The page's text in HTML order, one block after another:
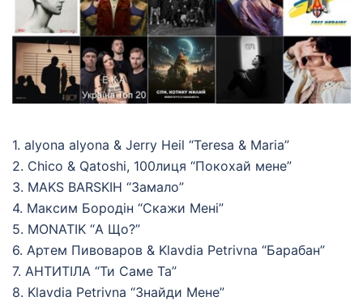
1. alyona alyona & Jerry Heil “Teresa & Maria”
2. Chico & Qatoshi, 100лиця “Покохай мене”
3. MAKS BARSKIH “Замало”
4. Максим Бородін “Скажи Мені”
5. MONATIK “А Що?”
6. Артем Пивоваров & Klavdia Petrivna “Барабан”
7. АНТИТІЛА “Ти Саме Та”
8. Klavdia Petrivna “Знайди Мене”